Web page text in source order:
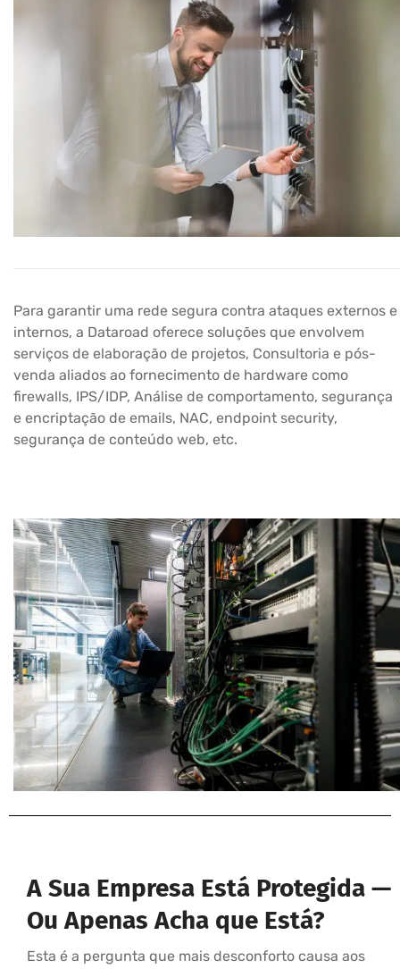
Para garantir uma rede segura contra ataques externos e
internos, a Dataroad oferece soluções que envolvem
serviços de elaboração de projetos, Consultoria e pós-
venda aliados ao fornecimento de hardware como
firewalls, IPS/IDP, Análise de comportamento, segurança
e encriptação de emails, NAC, endpoint security,
segurança de conteúdo web, etc.
A Sua Empresa Está Protegida —
Ou Apenas Acha que Está?
Esta é a pergunta que mais desconforto causa aos